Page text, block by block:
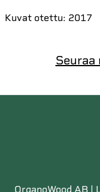
Kuvat otettu: 2017
OrganoWood AB |